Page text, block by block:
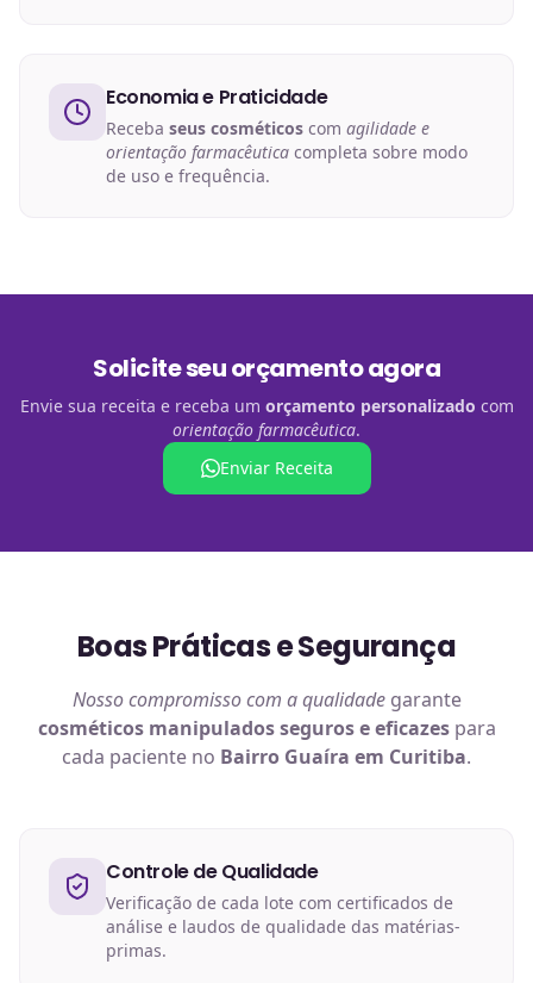
Economia e Praticidade
Receba seus cosméticos com agilidade e
orientação farmacêutica completa sobre modo
de uso e frequência.
Solicite seu orçamento agora
Envie sua receita e receba um orçamento personalizado com
orientação farmacêutica.
Enviar Receita
Boas Práticas e Segurança
Nosso compromisso com a qualidadegarante
cosméticos manipuladosseguros e eficazespara
cada paciente no Bairro Guaíra em Curitiba.
Controle de Qualidade
Verificação de cada lote com certificados de
análise e laudos de qualidade das matérias-
primas.